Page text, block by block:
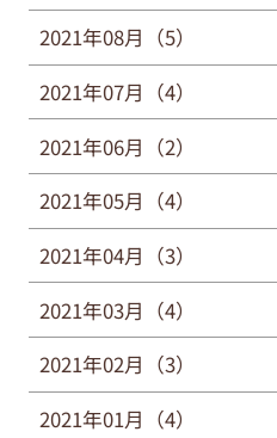
2021年08月（5）
2021年07月（4）
2021年06月（2）
2021年05月（4）
2021年04月（3）
2021年03月（4）
2021年02月（3）
2021年01月（4）